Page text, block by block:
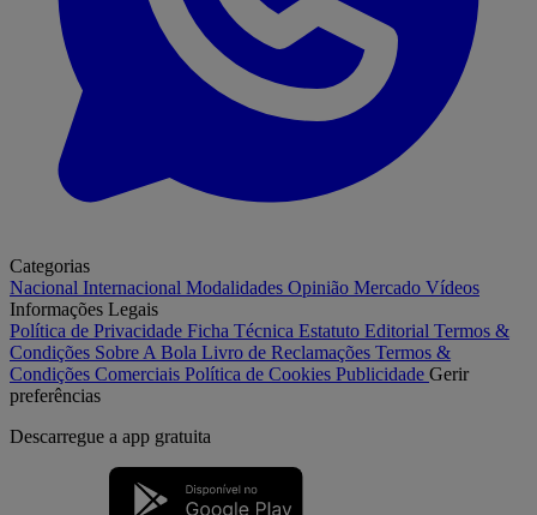
Categorias
Nacional Internacional Modalidades Opinião Mercado Vídeos
Informações Legais
Política de Privacidade Ficha Técnica Estatuto Editorial Termos &
Condições Sobre A Bola Livro de Reclamações Termos &
Condições Comerciais Política de Cookies Publicidade Gerir
preferências
Descarregue a app gratuita